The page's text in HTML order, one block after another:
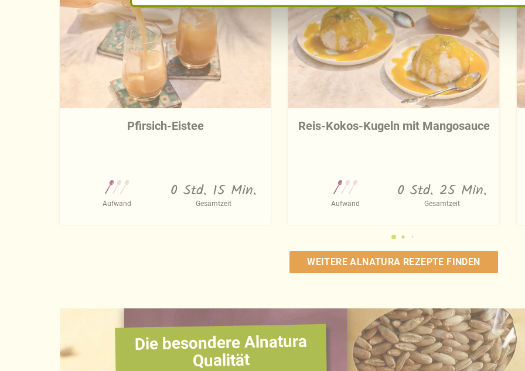
Pfirsich-Eistee
Aufwand
0 Std. 15 Min.
Gesamtzeit
Reis-Kokos-Kugeln mit Mangosauce
Aufwand
0 Std. 25 Min.
Gesamtzeit
WEITERE ALNATURA REZEPTE FINDEN
Die besondere Alnatura
Qualität